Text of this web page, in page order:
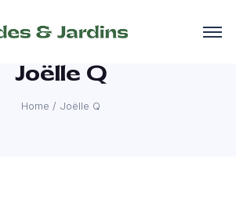
Joëlle Q
Home / Joëlle Q